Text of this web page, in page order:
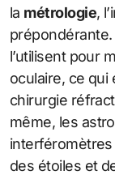
la métrologie,
l’utilisent pour
oculaire, ce qui
chirurgie
même, les
des étoiles et